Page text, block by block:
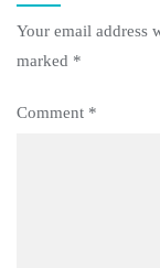
Your email address
marked *
Comment *